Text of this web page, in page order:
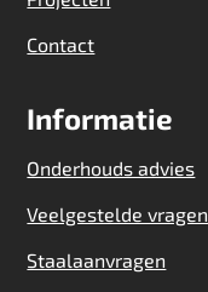
Contact
Informatie
Onderhouds advies
Veelgestelde vragen
Staalaanvragen